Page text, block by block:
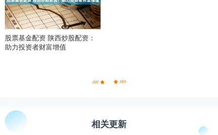
股票基金配资 陕西炒股配资：
助力投资者财富增值
相关更新